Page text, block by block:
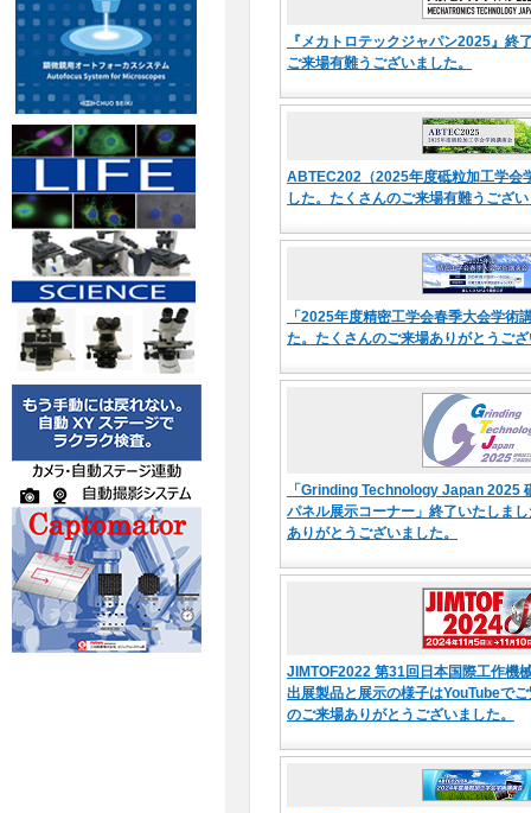
『メカトロテックジャパン2025』終
ご来場有難うございました。
ABTEC202（2025年度砥粒加工学会
した。たくさんのご来場有難うござ
「2025年度精密工学会春季大会学術
た。たくさんのご来場ありがとうご
「Grinding Technology Japan 2025
パネル展示コーナー」終了いたしま
ありがとうございました。
JIMTOF2022 第31回日本国際工作機
出展製品と展示の様子はYouTubeで
のご来場ありがとうございました。